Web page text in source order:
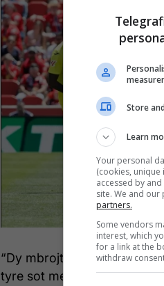
“Dy mbrojtësit tanë, Rafa
tyre sot me një sulmues, i
Store
Learn
Your personal
(cookies,
accessed by
site. We and
partners.
Some vendors
interest, which
for a link at the
withdraw